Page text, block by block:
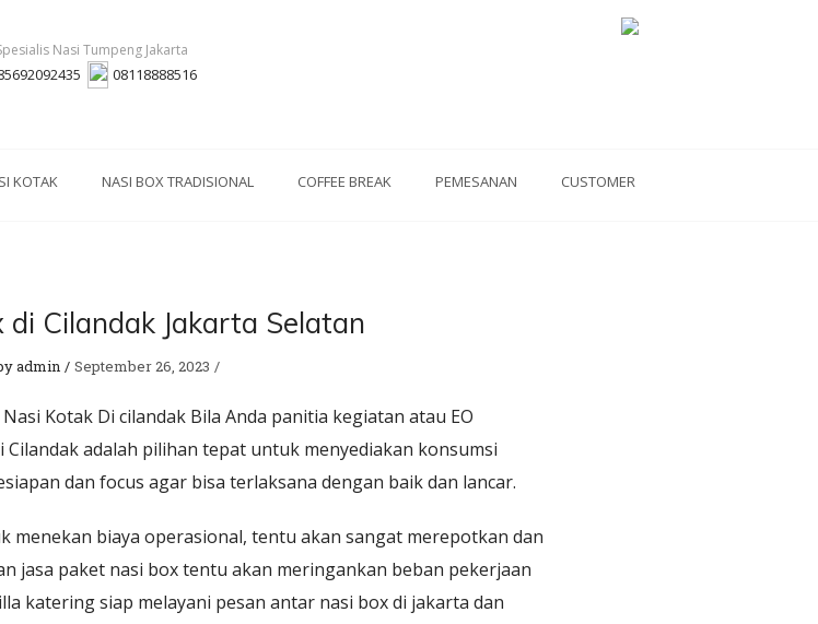
08118888516
KOTAK NASI BOX TRADISIONAL COFFEE BREAK PEMESANAN CUSTOMER
di Cilandak Jakarta Selatan
admin September 26, 2023
Nasi Kotak Di cilandak Bila Anda panitia kegiatan atau EO
adalah pilihan tepat untuk menyediakan konsumsi
dan focus agar bisa terlaksana dengan baik dan lancar.
menekan biaya operasional, tentu akan sangat merepotkan dan
jasa paket nasi box tentu akan meringankan beban pekerjaan
katering siap melayani pesan antar nasi box di jakarta dan